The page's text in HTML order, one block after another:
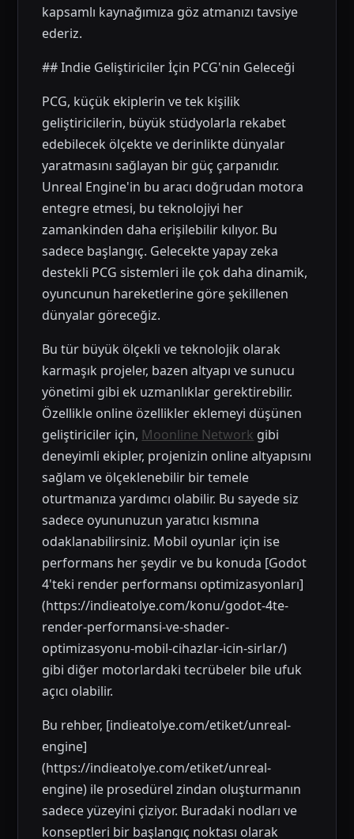
kapsamlı kaynağımıza göz atmanızı tavsiye
ederiz.
## Indie Geliştiriciler İçin PCG'nin Geleceği
PCG, küçük ekiplerin ve tek kişilik
geliştiricilerin, büyük stüdyolarla rekabet
edebilecek ölçekte ve derinlikte dünyalar
yaratmasını sağlayan bir güç çarpanıdır.
Unreal Engine'in bu aracı doğrudan motora
entegre etmesi, bu teknolojiyi her
zamankinden daha erişilebilir kılıyor. Bu
sadece başlangıç. Gelecekte yapay zeka
destekli PCG sistemleri ile çok daha dinamik,
oyuncunun hareketlerine göre şekillenen
dünyalar göreceğiz.
Bu tür büyük ölçekli ve teknolojik olarak
karmaşık projeler, bazen altyapı ve sunucu
yönetimi gibi ek uzmanlıklar gerektirebilir.
Özellikle online özellikler eklemeyi düşünen
geliştiriciler için, Moonline Network gibi
deneyimli ekipler, projenizin online altyapısını
sağlam ve ölçeklenebilir bir temele
oturtmanıza yardımcı olabilir. Bu sayede siz
sadece oyununuzun yaratıcı kısmına
odaklanabilirsiniz. Mobil oyunlar için ise
performans her şeydir ve bu konuda [Godot
4'teki render performansı optimizasyonları]
(https://indieatolye.com/konu/godot-4te-
render-performansi-ve-shader-
optimizasyonu-mobil-cihazlar-icin-sirlar/)
gibi diğer motorlardaki tecrübeler bile ufuk
açıcı olabilir.
Bu rehber, [indieatolye.com/etiket/unreal-
engine]
(https://indieatolye.com/etiket/unreal-
engine) ile prosedürel zindan oluşturmanın
sadece yüzeyini çiziyor. Buradaki nodları ve
konseptleri bir başlangıç noktası olarak